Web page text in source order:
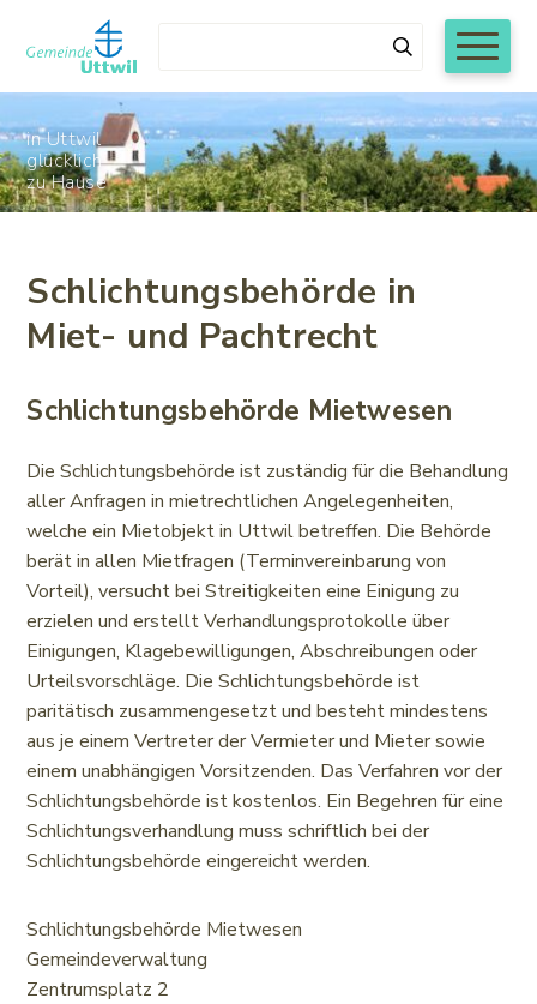
Navigieren in Uttwil
Schnellnavigation
Suchen
in Uttwil
glücklich
zu Hause
Schlichtungsbehörde in
Miet- und Pachtrecht
Juli bis und mit Freitag, 7. August 2026 werden
die Schalteröffnungszeiten der
Montag bis Donnerstag 8.00 bis 11.30 Uhr
nachmittags und freitags geschlossen
Schlichtungsbehörde Mietwesen
Die Schlichtungsbehörde ist zuständig für die Behandlung
aller Anfragen in mietrechtlichen Angelegenheiten,
welche ein Mietobjekt in Uttwil betreffen. Die Behörde
berät in allen Mietfragen (Terminvereinbarung von
Vorteil), versucht bei Streitigkeiten eine Einigung zu
erzielen und erstellt Verhandlungsprotokolle über
Einigungen, Klagebewilligungen, Abschreibungen oder
Urteilsvorschläge. Die Schlichtungsbehörde ist
paritätisch zusammengesetzt und besteht mindestens
aus je einem Vertreter der Vermieter und Mieter sowie
einem unabhängigen Vorsitzenden. Das Verfahren vor der
Schlichtungsbehörde ist kostenlos. Ein Begehren für eine
Schlichtungsverhandlung muss schriftlich bei der
Schlichtungsbehörde eingereicht werden.
Schlichtungsbehörde Mietwesen
Gemeindeverwaltung
Zentrumsplatz 2